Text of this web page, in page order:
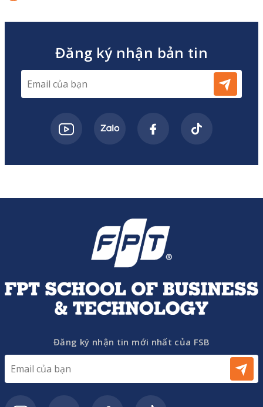
Đăng ký nhận bản tin
Đăng ký nhận tin mới nhất của FSB